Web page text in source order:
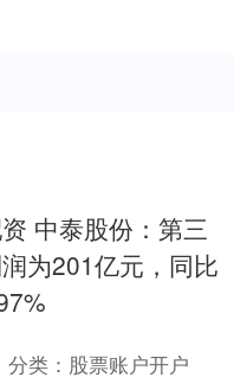
中泰股份：第三
为201亿元，同比
分类： 股票账户开户